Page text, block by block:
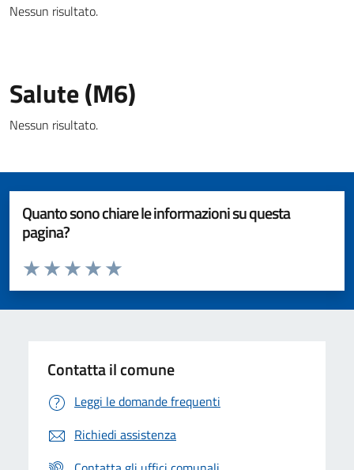
Nessun risultato.
Salute (M6)
Nessun risultato.
Quanto sono chiare le informazioni su questa
pagina?
Valuta da 1 a 5 stelle la pagina
Valuta 5 stelle su 5
Valuta 4 stelle su 5
Valuta 3 stelle su 5
Valuta 2 stelle su 5
Valuta 1 stelle su 5
Contatta il comune
Leggi le domande frequenti
Richiedi assistenza